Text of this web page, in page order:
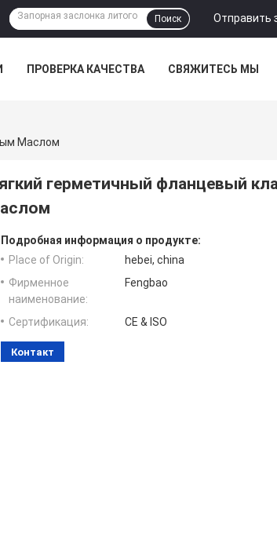
Отправить
Поиск
ПРОВЕРКА КАЧЕСТВА СВЯЖИТЕСЬ МЫ
Маслом
герметичный фланцевый
Подробная информация о продукте:
Place of Origin:
hebei, china
Фирменное
наименование:
Fengbao
Сертификация: CE & ISO
Контакт